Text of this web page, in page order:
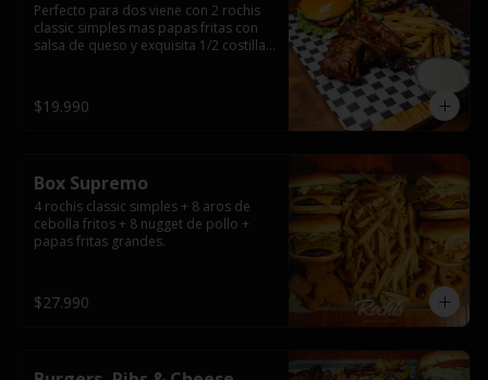
Perfecto para dos viene con 2 rochis
classic simples mas papas fritas con
salsa de queso y exquisita 1/2 costilla
$19.990
Box Supremo
4 rochis classic simples + 8 aros de
cebolla fritos + 8 nugget de pollo +
papas fritas grandes.
$27.990